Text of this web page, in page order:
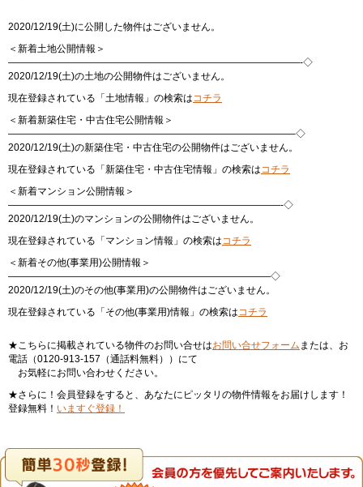
2020/12/19(土)に公開した物件はございません。
＜新着土地公開情報＞
——————————————————————————————-◇
2020/12/19(土)の土地の公開物件はございません。
現在登録されている「土地情報」の検索はコチラ
＜新着新築住宅・中古住宅公開情報＞
—————————————————————————————–◇
2020/12/19(土)の新築住宅・中古住宅の公開物件はございません。
現在登録されている「新築住宅・中古住宅情報」の検索はコチラ
＜新着マンション公開情報＞
————————————————————————————-◇
2020/12/19(土)のマンションの公開物件はございません。
現在登録されている「マンション情報」の検索はコチラ
＜新着その他(事業用)公開情報＞
———————————————————————————◇
2020/12/19(土)のその他(事業用)の公開物件はございません。
現在登録されている「その他(事業用)情報」の検索はコチラ
★こちらに掲載されている物件のお問い合せはお問い合せフォーム または、お
電話（0120-913-157（通話料無料））にて
お気軽にお問い合わせください。
★さらに！会員登録をすると、あなたにピッタリの物件情報をお届けします！
登録無料！ いますぐ登録！